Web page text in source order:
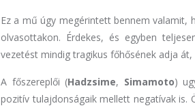
Ez a mű úgy megérintett bennem
olvasottakon. Érdekes, és egyben
vezetést mindig tragikus főhősének adja
A főszereplői (Hadzsime, Simamoto)
pozitív tulajdonságaik mellett negatívak is.